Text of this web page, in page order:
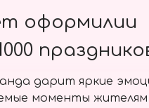
оформилии
дарит яркие
моменты жителям